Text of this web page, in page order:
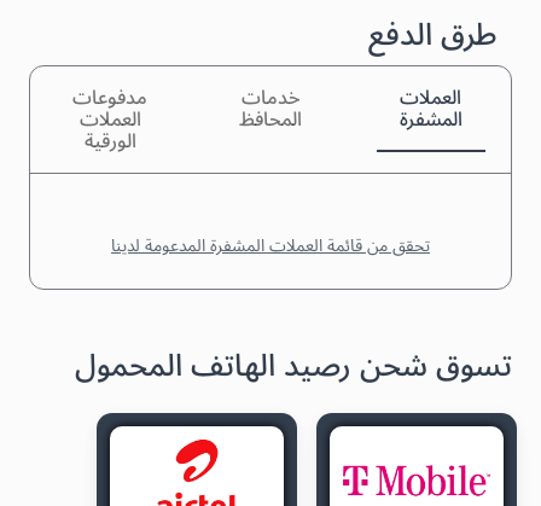
طرق الدفع
العملات
المشفرة
خدمات
المحافظ
مدفوعات
العملات
الورقية
تحقق من قائمة العملات المشفرة المدعومة لدينا
تسوق شحن رصيد الهاتف المحمول